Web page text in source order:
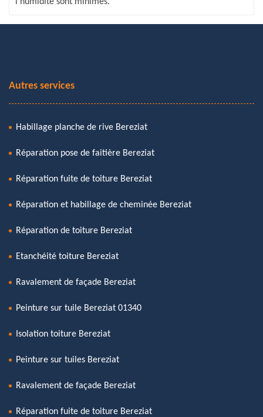
Autres services
Habillage planche de rive Bereziat
Réparation pose de faitière Bereziat
Réparation fuite de toiture Bereziat
Réparation et habillage de cheminée Bereziat
Réparation de toiture Bereziat
Etanchéité toiture Bereziat
Ravalement de façade Bereziat
Peinture sur tuile Bereziat 01340
Isolation toiture Bereziat
Peinture sur tuiles Bereziat
Ravalement de façade Bereziat
Réparation fuite de toiture Bereziat